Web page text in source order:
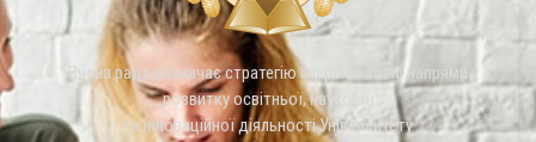
Вчена рада визначає стратегію і перспективні напрями
розвитку освітньої, наукової
та інноваційної діяльності Університету